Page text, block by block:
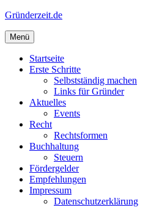
Zum
springen
Gründerzeit.de
Menü
Startseite
Erste Schritte
Selbstständig machen
Links für Gründer
Aktuelles
Events
Recht
Rechtsformen
Buchhaltung
Steuern
Fördergelder
Empfehlungen
Impressum
Datenschutzerklärung